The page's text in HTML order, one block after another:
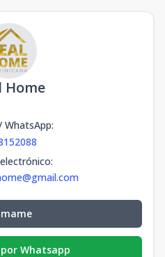
Home
WhatsApp:
:
Whatsapp